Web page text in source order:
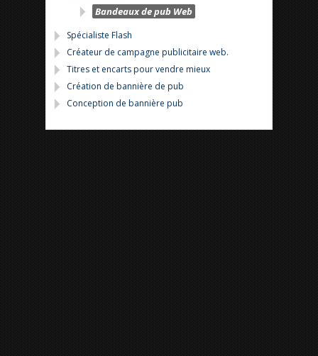
Bandeaux de pub Web
Spécialiste Flash
Créateur de campagne publicitaire web.
Titres et encarts pour vendre mieux
Création de bannière de pub
Conception de bannière pub